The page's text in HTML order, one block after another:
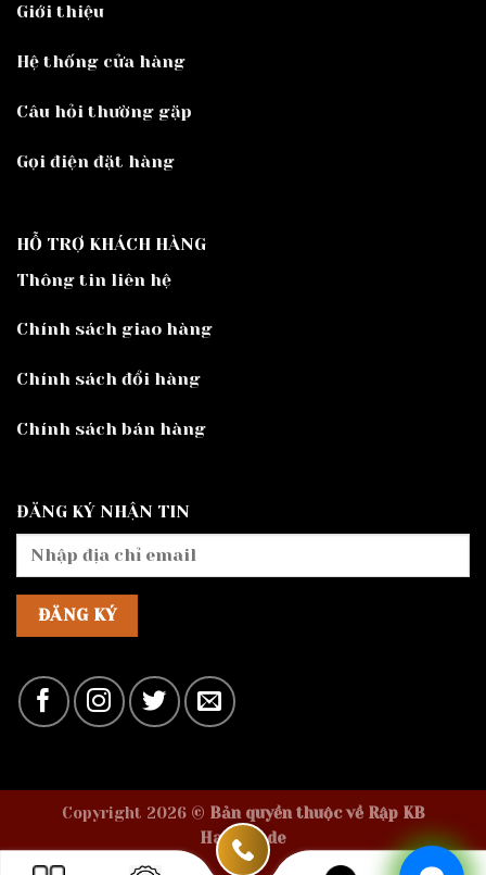
Giới thiệu
Hệ thống cửa hàng
Câu hỏi thường gặp
Gọi điện đặt hàng
HỖ TRỢ KHÁCH HÀNG
Thông tin liên hệ
Chính sách giao hàng
Chính sách đổi hàng
Chính sách bán hàng
ĐĂNG KÝ NHẬN TIN
Copyright 2026 © Bản quyền thuộc về Rập KB
Handmade